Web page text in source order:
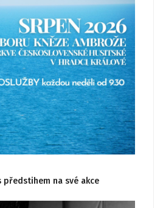
předstihem na své akce